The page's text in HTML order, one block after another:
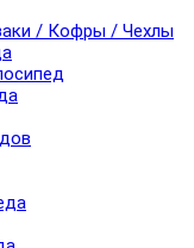
/ Кофры / Чехлы